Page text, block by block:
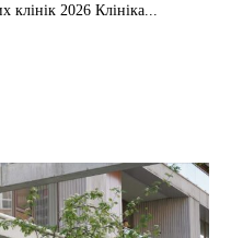
← Куди піти у Дніпрі: 10 найкращих клінік 2026 Клініка...